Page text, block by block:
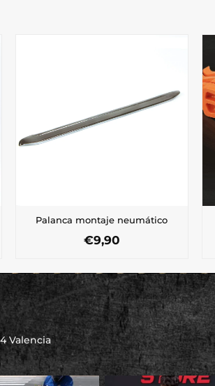
Palanca montaje neumático
€9,90
Valencia